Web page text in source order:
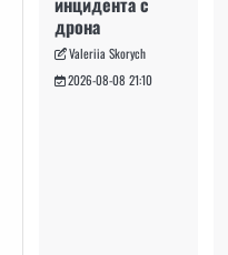
дрона
Valeriia Skorych
2026-08-08 21:10